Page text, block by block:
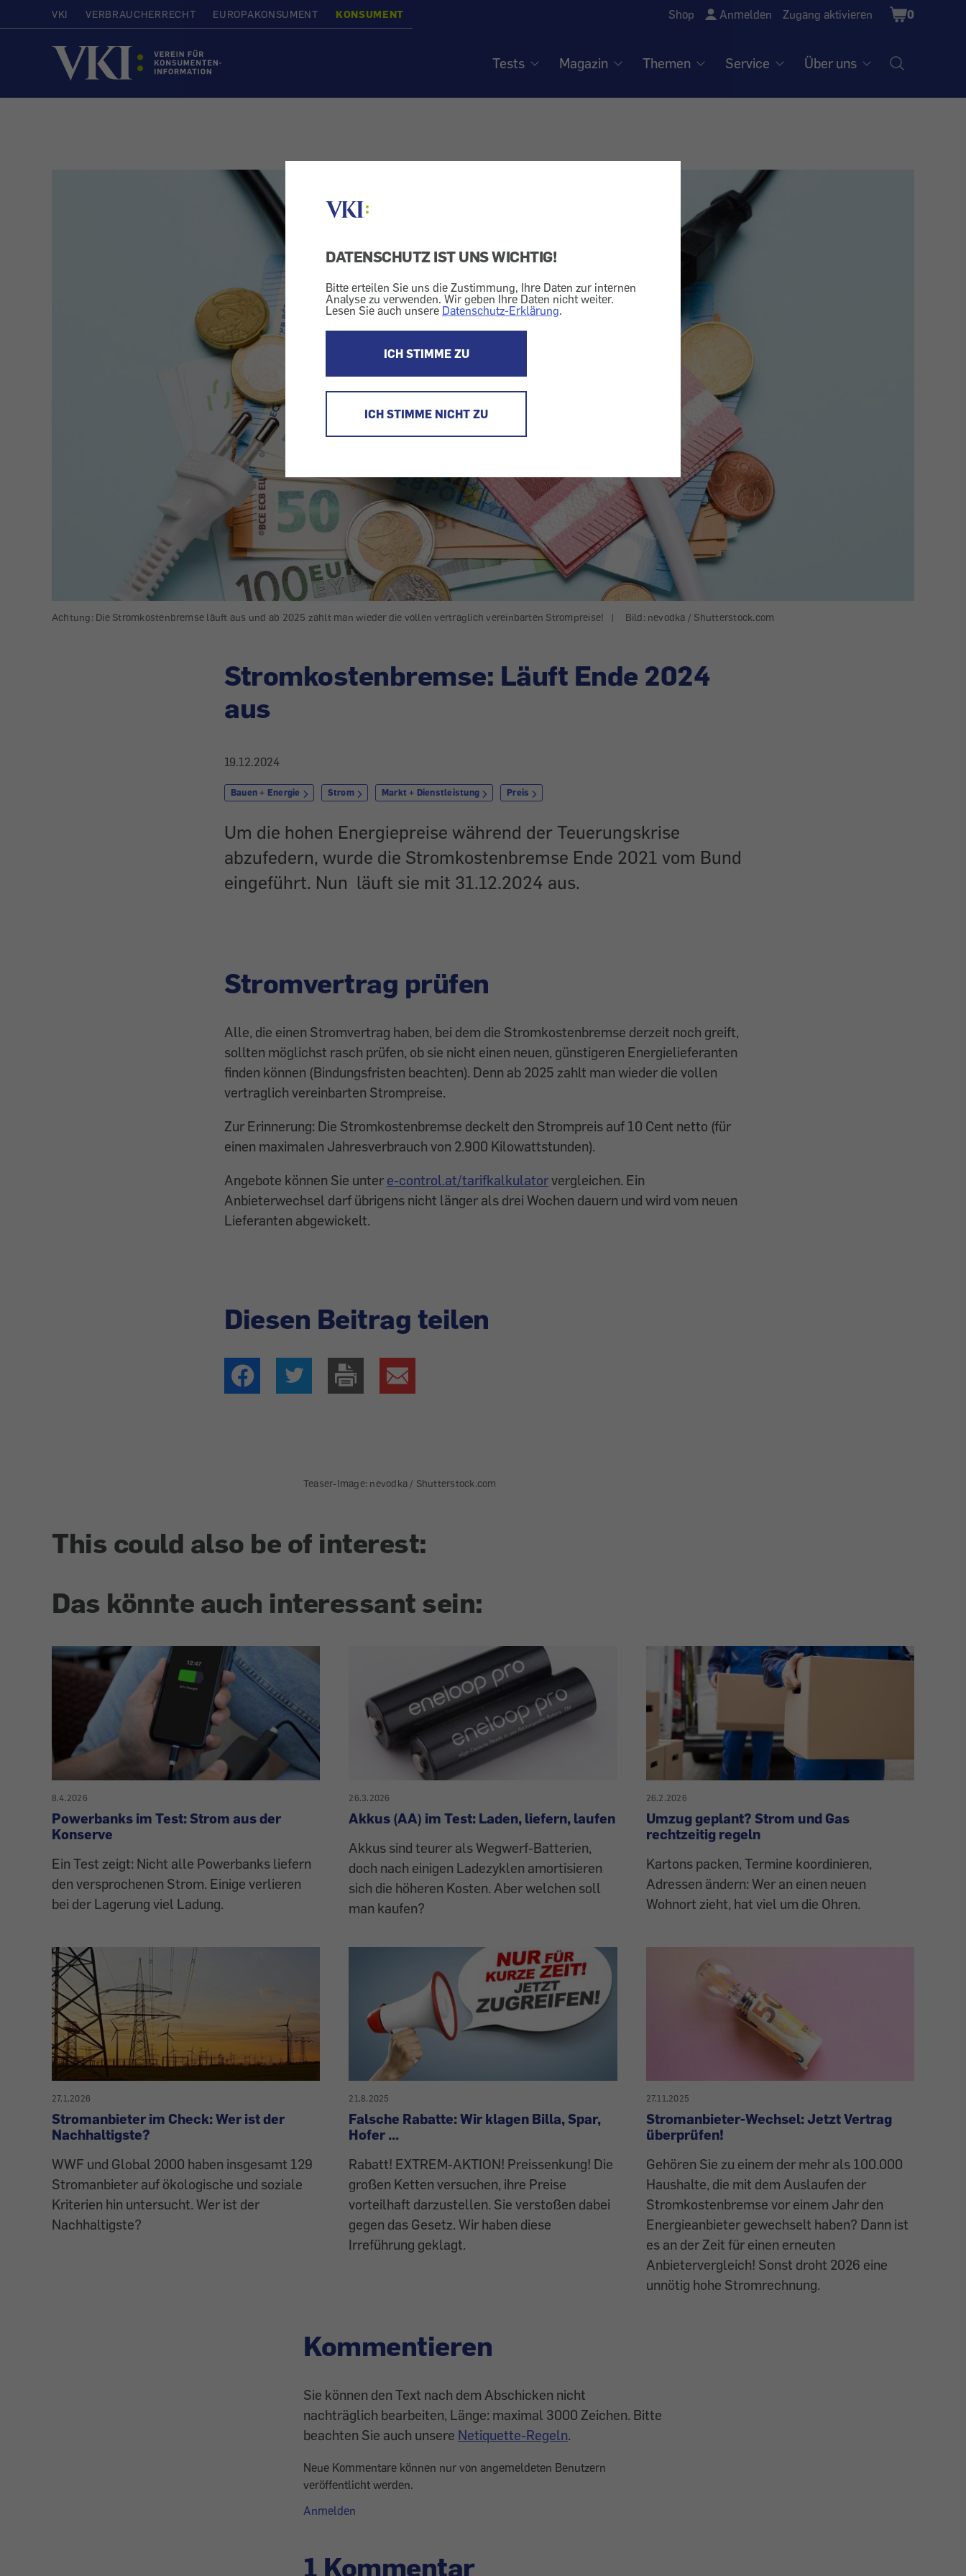
DATENSCHUTZ IST UNS WICHTIG!
Bitte erteilen Sie uns die Zustimmung, Ihre Daten zur internen
Analyse zu verwenden. Wir geben Ihre Daten nicht weiter.
Lesen Sie auch unsere Datenschutz-Erklärung.
ICH STIMME ZU
ICH STIMME NICHT ZU
VKI VERBRAUCHERRECHT EUROPAKONSUMENT KONSUMENT Shop Anmelden Zugang aktivieren
Shopping
Cart
0
Startseite
Tests Magazin Themen Service Über uns
Achtung: Die Stromkostenbremse läuft aus und ab 2025 zahlt man wieder die vollen vertraglich vereinbarten Strompreise! | Bild: nevodka / Shutterstock.com
Stromkostenbremse: Läuft Ende 2024
aus
19.12.2024
Bauen + Energie Strom Markt + Dienstleistung Preis
Um die hohen Energiepreise während der Teuerungskrise
abzufedern, wurde die Stromkostenbremse Ende 2021 vom Bund
eingeführt. Nun läuft sie mit 31.12.2024 aus.
Stromvertrag prüfen
Alle, die einen Stromvertrag haben, bei dem die Stromkostenbremse derzeit noch greift,
sollten möglichst rasch prüfen, ob sie nicht einen neuen, günstigeren Energielieferanten
finden können (Bindungsfristen beachten). Denn ab 2025 zahlt man wieder die vollen
vertraglich vereinbarten Strompreise.
Zur Erinnerung: Die Stromkostenbremse deckelt den Strompreis auf 10 Cent netto (für
einen maximalen Jahresverbrauch von 2.900 Kilowattstunden).
Angebote können Sie unter e-control.at/tarifkalkulatorvergleichen. Ein
Anbieterwechsel darf übrigens nicht länger als drei Wochen dauern und wird vom neuen
Lieferanten abgewickelt.
Diesen Beitrag teilen
Teaser-Image: nevodka / Shutterstock.com
This could also be of interest:
Das könnte auch interessant sein:
8.4.2026
Powerbanks im Test: Strom aus der
Konserve
Ein Test zeigt: Nicht alle Powerbanks liefern
den versprochenen Strom. Einige verlieren
bei der Lagerung viel Ladung.
26.3.2026
Akkus (AA) im Test: Laden, liefern, laufen
Akkus sind teurer als Wegwerf-Batterien,
doch nach einigen Ladezyklen amortisieren
sich die höheren Kosten. Aber welchen soll
man kaufen?
26.2.2026
Umzug geplant? Strom und Gas
rechtzeitig regeln
Kartons packen, Termine koordinieren,
Adressen ändern: Wer an einen neuen
Wohnort zieht, hat viel um die Ohren.
27.1.2026
Stromanbieter im Check: Wer ist der
Nachhaltigste?
WWF und Global 2000 haben insgesamt 129
Stromanbieter auf ökologische und soziale
Kriterien hin untersucht. Wer ist der
Nachhaltigste?
21.8.2025
Falsche Rabatte: Wir klagen Billa, Spar,
Hofer ...
Rabatt! EXTREM-AKTION! Preissenkung! Die
großen Ketten versuchen, ihre Preise
vorteilhaft darzustellen. Sie verstoßen dabei
gegen das Gesetz. Wir haben diese
Irreführung geklagt.
27.11.2025
Stromanbieter-Wechsel: Jetzt Vertrag
überprüfen!
Gehören Sie zu einem der mehr als 100.000
Haushalte, die mit dem Auslaufen der
Stromkostenbremse vor einem Jahr den
Energieanbieter gewechselt haben? Dann ist
es an der Zeit für einen erneuten
Anbietervergleich! Sonst droht 2026 eine
unnötig hohe Stromrechnung.
Kommentieren
Sie können den Text nach dem Abschicken nicht
nachträglich bearbeiten, Länge: maximal 3000 Zeichen. Bitte
beachten Sie auch unsere Netiquette-Regeln.
Neue Kommentare können nur von angemeldeten Benutzern
veröffentlicht werden.
Anmelden
1 Kommentar